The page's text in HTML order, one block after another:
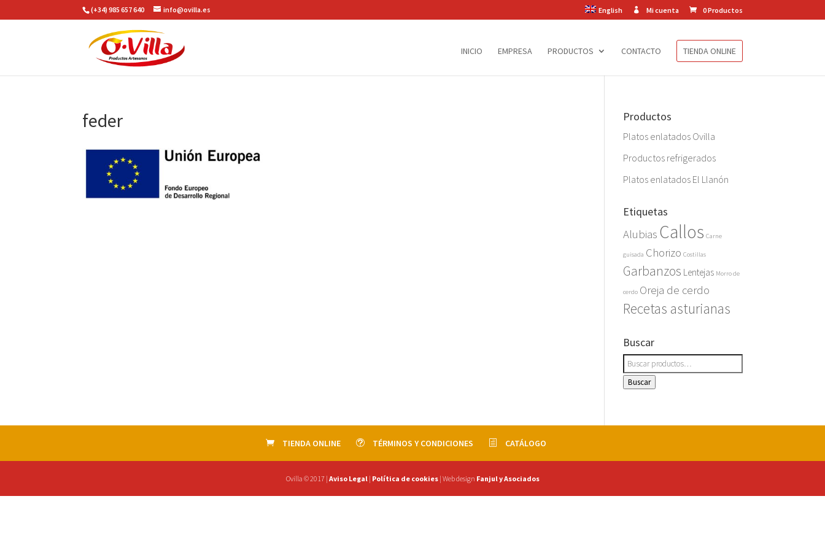
(+34) 985 657 640 info@ovilla.es English Mi cuenta 0 Productos
INICIO EMPRESA PRODUCTOS CONTACTO TIENDA ONLINE
feder Productos
Platos enlatados Ovilla
Productos refrigerados
Platos enlatados El Llanón
Etiquetas
Alubias Callos Carne
guisada Chorizo Costillas
Garbanzos Lentejas Morro de
cerdo Oreja de cerdo
Recetas asturianas
Buscar
Buscar
TIENDA ONLINE TÉRMINOS Y CONDICIONES CATÁLOGO
Ovilla © 2017 | Aviso Legal| Política de cookies| Web design Fanjul y Asociados